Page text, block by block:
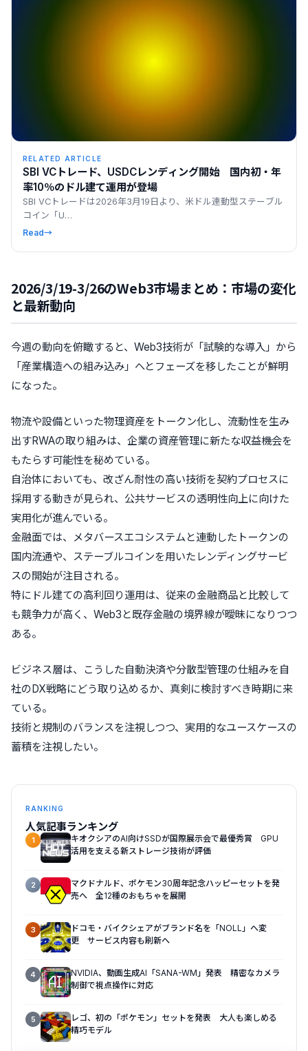
RELATED ARTICLE
SBI VCトレード、USDCレンディング開始 国内初・年
率10％のドル建て運用が登場
SBI VCトレードは2026年3月19日より、米ドル連動型ステーブル
コイン「U…
Read→
2026/3/19-3/26のWeb3市場まとめ：市場の変化
と最新動向
今週の動向を俯瞰すると、Web3技術が「試験的な導入」から
「産業構造への組み込み」へとフェーズを移したことが鮮明
になった。
物流や設備といった物理資産をトークン化し、流動性を生み
出すRWAの取り組みは、企業の資産管理に新たな収益機会を
もたらす可能性を秘めている。
自治体においても、改ざん耐性の高い技術を契約プロセスに
採用する動きが見られ、公共サービスの透明性向上に向けた
実用化が進んでいる。
金融面では、メタバースエコシステムと連動したトークンの
国内流通や、ステーブルコインを用いたレンディングサービ
スの開始が注目される。
特にドル建ての高利回り運用は、従来の金融商品と比較して
も競争力が高く、Web3と既存金融の境界線が曖昧になりつつ
ある。
ビジネス層は、こうした自動決済や分散型管理の仕組みを自
社のDX戦略にどう取り込めるか、真剣に検討すべき時期に来
ている。
技術と規制のバランスを注視しつつ、実用的なユースケースの
蓄積を注視したい。
RANKING
人気記事ランキング
1
キオクシアのAI向けSSDが国際展示会で最優秀賞 GPU
活用を支える新ストレージ技術が評価
2
マクドナルド、ポケモン30周年記念ハッピーセットを発
売へ 全12種のおもちゃを展開
3
ドコモ・バイクシェアがブランド名を「NOLL」へ変
更 サービス内容も刷新へ
4
NVIDIA、動画生成AI「SANA-WM」発表 精密なカメラ
制御で視点操作に対応
5
レゴ、初の「ポケモン」セットを発表 大人も楽しめる
精巧モデル